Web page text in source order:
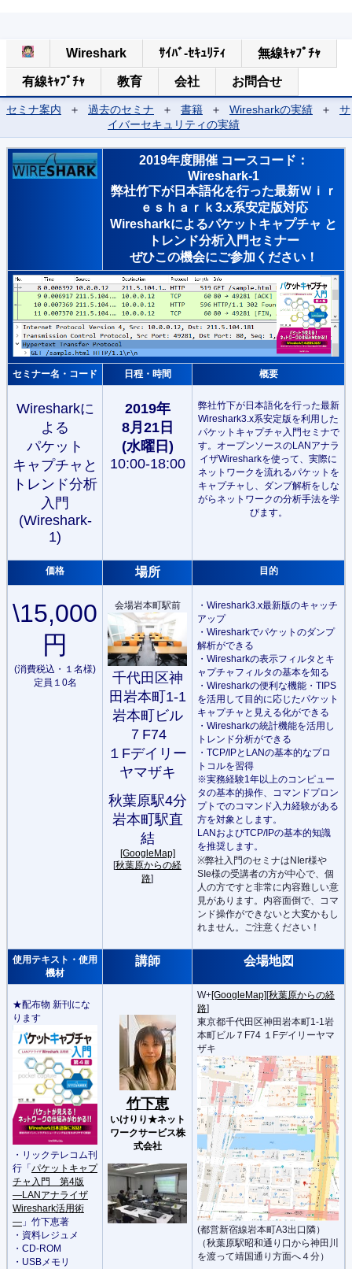
Wireshark ｻｲﾊﾞ-ｾｷｭﾘﾃｨ 無線ｷｬﾌﾟﾁｬ
有線ｷｬﾌﾟﾁｬ 教育 会社 お問合せ
セミナ案内 ＋ 過去のセミナ ＋ 書籍 ＋ Wiresharkの実績 ＋
サ
イバーセキュリティの実績
2019年度開催 コースコード：
Wireshark-1
弊社竹下が日本語化を行った最新Ｗｉｒ
ｅｓｈａｒｋ3.x系安定版対応
Wiresharkによるパケットキャプチャ と
トレンド分析入門セミナー
ぜひこの機会にご参加ください！
セミナー名・コード 日程・時間 概要
Wiresharkに
よる
パケット
キャプチャと
トレンド分析
入門
(Wireshark-
1)
2019年
8月21日
(水曜日)
10:00-18:00
弊社竹下が日本語化を行った最新
Wireshark3.x系安定版を利用した
パケットキャプチャ入門セミナで
す。オープンソースのLANアナラ
イザWiresharkを使って、実際に
ネットワークを流れるパケットを
キャプチャし、ダンプ解析をしな
がらネットワークの分析手法を学
びます。
価格 場所 目的
\15,000
円
(消費税込・１名様)
定員１0名
会場岩本町駅前
千代田区神
田岩本町1-1
岩本町ビル
７F74
１Fデイリー
ヤマザキ
秋葉原駅4分
岩本町駅直
結
[GoogleMap]
[秋葉原からの経
路]
・Wireshark3.x最新版のキャッチ
アップ
・Wiresharkでパケットのダンプ
解析ができる
・Wiresharkの表示フィルタとキ
ャプチャフィルタの基本を知る
・Wiresharkの便利な機能・TIPS
を活用して目的に応じたパケット
キャプチャと見える化ができる
・Wiresharkの統計機能を活用し
トレンド分析ができる
・TCP/IPとLANの基本的なプロ
トコルを習得
※実務経験1年以上のコンピュー
タの基本的操作、コマンドプロン
プトでのコマンド入力経験がある
方を対象とします。
LANおよびTCP/IPの基本的知識
を推奨します。
※弊社入門のセミナはNIer様や
SIe様の受講者の方が中心で、個
人の方ですと非常に内容難しい意
見があります。内容面倒で、コマ
ンド操作ができないと大変かもし
れません。ご注意ください！
使用テキスト・使用
機材
講師 会場地図
★配布物 新刊にな
ります
・リックテレコム刊
行「 パケットキャプ
チャ入門 第4版
―LANアナライザ
Wireshark活用術
― 」 竹下恵著
・資料レジュメ
・CD-ROM
・USBメモリ
竹下恵
いけりり★ネット
ワークサービス株
式会社
W+[GoogleMap] [秋葉原からの経
路]
東京都千代田区神田岩本町1-1岩
本町ビル７F74 １Fデイリーヤマ
ザキ
(都営新宿線岩本町A3出口隣）
（秋葉原駅昭和通り口から神田川
を渡って靖国通り方面へ４分）